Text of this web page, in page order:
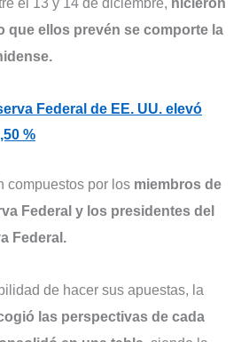
el 13 y 14 de diciembre, hicieron
que ellos prevén se comporte la
Federal de EE. UU. elevó
%
compuestos por los miembros de
Federal y los presidentes del
Federal.
de hacer sus apuestas, la
las perspectivas de cada